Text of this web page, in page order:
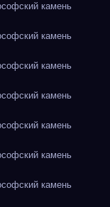
камень
камень
камень
камень
камень
камень
камень